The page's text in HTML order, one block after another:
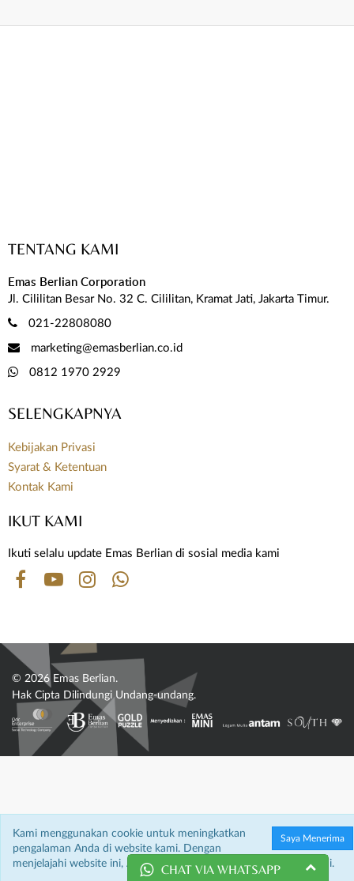
TENTANG KAMI
Emas Berlian Corporation
Jl. Cililitan Besar No. 32 C. Cililitan, Kramat Jati, Jakarta Timur.
021-22808080
marketing@emasberlian.co.id
0812 1970 2929
SELENGKAPNYA
Kebijakan Privasi
Syarat & Ketentuan
Kontak Kami
IKUT KAMI
Ikuti selalu update Emas Berlian di sosial media kami
© 2026 Emas Berlian.
Hak Cipta Dilindungi Undang-undang.
Saya Menerima
Kami menggunakan cookie untuk meningkatkan
pengalaman Anda di website kami. Dengan
menjelajahi website ini, Anda menyetujui penggunaan cookie kami.
CHAT VIA WHATSAPP